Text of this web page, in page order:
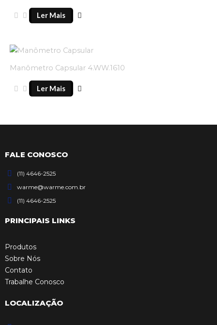
Ler Mais
Manômetro Capsular 4.WW.1610
Ler Mais
FALE CONOSCO
(11) 4646-2525
warme@warme.com.br
(11) 4646-2525
PRINCIPAIS LINKS
Produtos
Sobre Nós
Contato
Trabalhe Conosco
LOCALIZAÇÃO